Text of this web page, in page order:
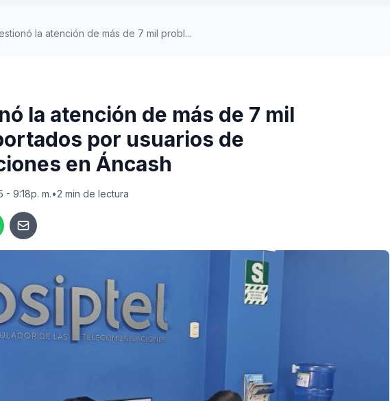
la atención de más de 7 mil probl...
la atención de más de 7 mil
por usuarios de
en Áncash
9:18p. m.•2 min de lectura